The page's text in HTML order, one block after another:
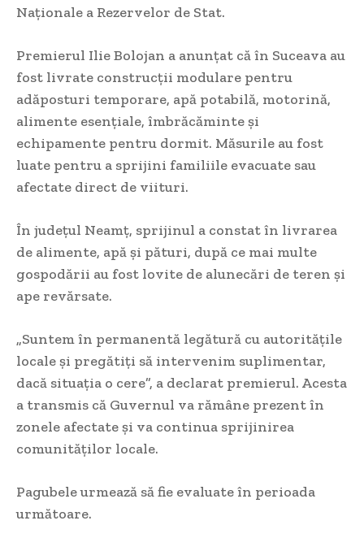
Naționale a Rezervelor de Stat.
Premierul Ilie Bolojan a anunțat că în Suceava au
fost livrate construcții modulare pentru
adăposturi temporare, apă potabilă, motorină,
alimente esențiale, îmbrăcăminte și
echipamente pentru dormit. Măsurile au fost
luate pentru a sprijini familiile evacuate sau
afectate direct de viituri.
În județul Neamț, sprijinul a constat în livrarea
de alimente, apă și pături, după ce mai multe
gospodării au fost lovite de alunecări de teren și
ape revărsate.
„Suntem în permanentă legătură cu autoritățile
locale și pregătiți să intervenim suplimentar,
dacă situația o cere”, a declarat premierul. Acesta
a transmis că Guvernul va rămâne prezent în
zonele afectate și va continua sprijinirea
comunităților locale.
Pagubele urmează să fie evaluate în perioada
următoare.